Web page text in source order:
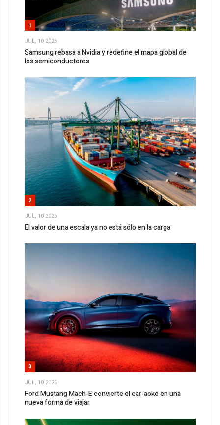
1
JUL, 10 2026
Samsung rebasa a Nvidia y redefine el mapa global de
los semiconductores
2
JUL, 10 2026
El valor de una escala ya no está sólo en la carga
3
JUL, 10 2026
Ford Mustang Mach-E convierte el car-aoke en una
nueva forma de viajar